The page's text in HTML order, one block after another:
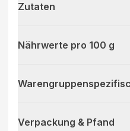
Zutaten
Nährwerte pro 100 g
Verpackung & Pfand